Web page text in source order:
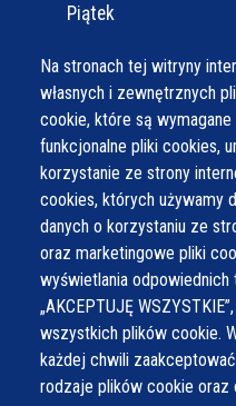
Na stronach tej witryny
własnych i zewnętrznych
cookie, które są
funkcjonalne pliki cookies,
korzystanie ze strony
cookies, których używamy
danych o korzystaniu ze
oraz marketingowe pliki
wyświetlania
„AKCEPTUJĘ
wszystkich plików cookie.
każdej chwili
rodzaje plików cookie oraz
Piątek